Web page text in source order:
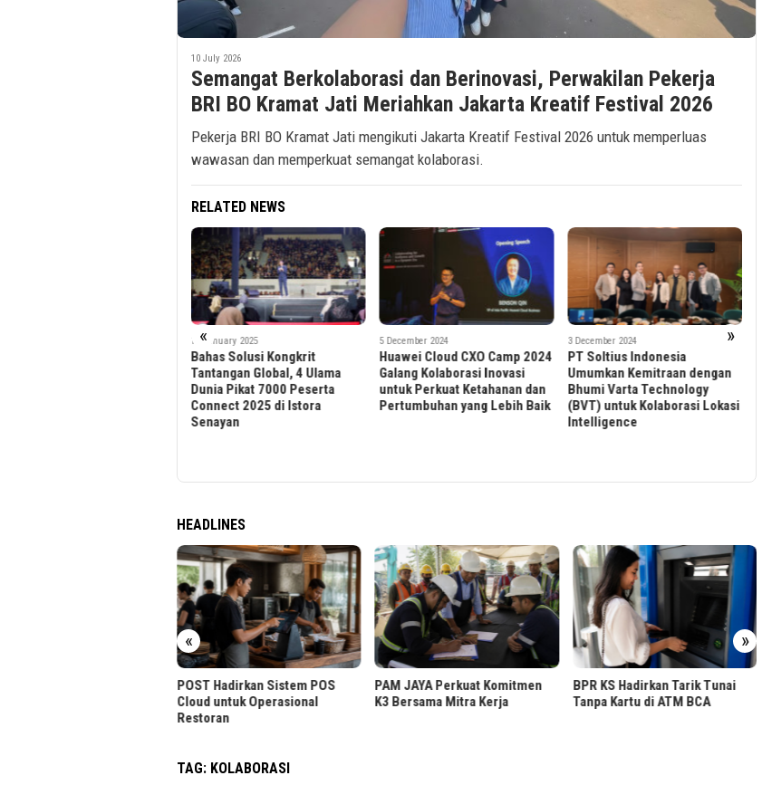
10 July 2026
Semangat Berkolaborasi dan Berinovasi, Perwakilan Pekerja
BRI BO Kramat Jati Meriahkan Jakarta Kreatif Festival 2026
Pekerja BRI BO Kramat Jati mengikuti Jakarta Kreatif Festival 2026 untuk memperluas
wawasan dan memperkuat semangat kolaborasi.
RELATED NEWS
« »
5 December 2024
Huawei Cloud CXO Camp 2024
Galang Kolaborasi Inovasi
untuk Perkuat Ketahanan dan
Pertumbuhan yang Lebih Baik
3 December 2024
PT Soltius Indonesia
Umumkan Kemitraan dengan
Bhumi Varta Technology
(BVT) untuk Kolaborasi Lokasi
15 November 2024
Kolaborasi Wujudkan
Indonesia Hijau yang Digital,
Huawei dan Mitra Tingkatkan
Kontribusi Ekonomi Melalui
Penguatan Sinergi
HEADLINES
« »
PAM JAYA Perkuat Komitmen
K3 Bersama Mitra Kerja
BPR KS Hadirkan Tarik Tunai
Tanpa Kartu di ATM BCA
Jelang Final Piala Presiden, KAI
Bandung Imbau Datang Lebih
TAG: KOLABORASI